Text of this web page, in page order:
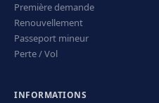
Première demande
Renouvellement
Passeport mineur
Perte / Vol
INFORMATIONS